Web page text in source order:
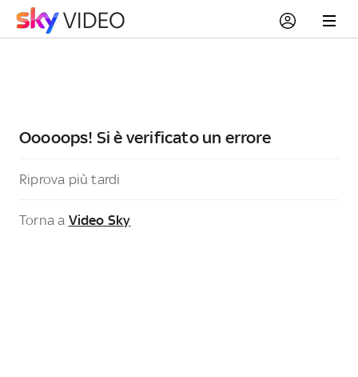
Ooooops! Si è verificato un errore
Riprova più tardi
Torna a Video Sky